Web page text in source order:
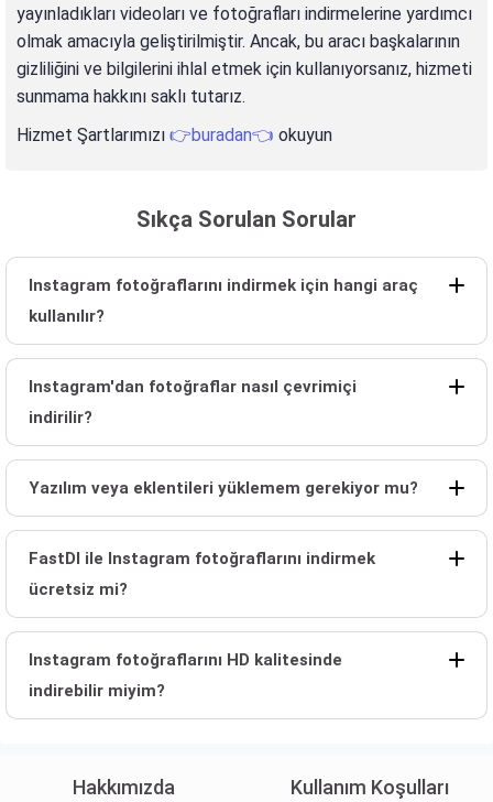
yayınladıkları videoları ve fotoğrafları indirmelerine yardımcı
olmak amacıyla geliştirilmiştir. Ancak, bu aracı başkalarının
gizliliğini ve bilgilerini ihlal etmek için kullanıyorsanız, hizmeti
sunmama hakkını saklı tutarız.
Hizmet Şartlarımızı 👉buradan👈 okuyun
Sıkça Sorulan Sorular
Instagram fotoğraflarını indirmek için hangi araç
kullanılır?
Instagram'dan fotoğraflar nasıl çevrimiçi
indirilir?
Yazılım veya eklentileri yüklemem gerekiyor mu?
FastDl ile Instagram fotoğraflarını indirmek
ücretsiz mi?
Instagram fotoğraflarını HD kalitesinde
indirebilir miyim?
Hakkımızda Kullanım Koşulları